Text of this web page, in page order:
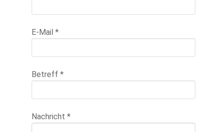
E-Mail *
Betreff *
Nachricht *